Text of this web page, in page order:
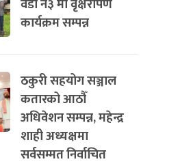
वडा न३ मा वृक्षरोपण
कार्यक्रम सम्पन्न
ठकुरी सहयोग सञ्जाल
कतारको आठौँ
अधिवेशन सम्पन्न, महेन्द्र
शाही अध्यक्षमा
सर्वसम्मत निर्वाचित